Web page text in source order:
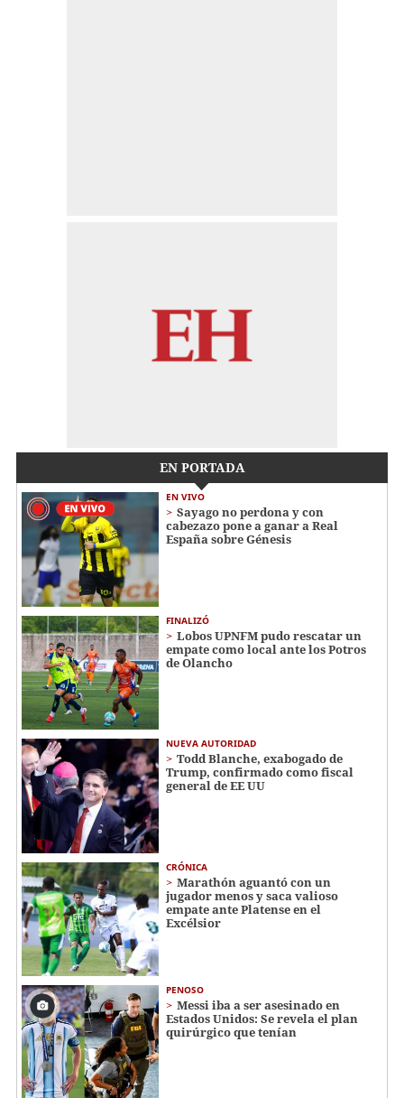
EN PORTADA
EN VIVO
Sayago no perdona y con
cabezazo pone a ganar a Real
España sobre Génesis
FINALIZÓ
Lobos UPNFM pudo rescatar un
empate como local ante los Potros
de Olancho
NUEVA AUTORIDAD
Todd Blanche, exabogado de
Trump, confirmado como fiscal
general de EE UU
CRÓNICA
Marathón aguantó con un
jugador menos y saca valioso
empate ante Platense en el
Excélsior
PENOSO
Messi iba a ser asesinado en
Estados Unidos: Se revela el plan
quirúrgico que tenían